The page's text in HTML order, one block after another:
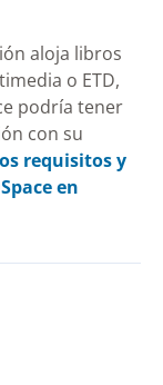
aloja libros
o ETD,
podría tener
con su
requisitos y
en